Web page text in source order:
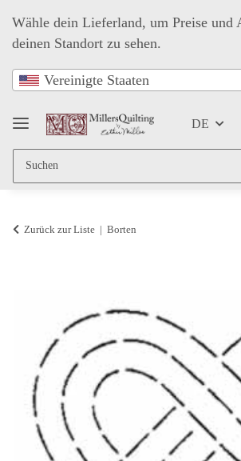
Wähle dein Lieferland, um Preise und
deinen Standort zu sehen.
Vereinigte Staaten
DE
Zurück zur Liste Borten